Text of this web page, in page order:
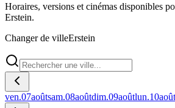
Horaires, versions et cinémas disponibles
Erstein.
Changer de villeErstein
ven.07aoûtsam.08aoûtdim.09aoûtlun.10août